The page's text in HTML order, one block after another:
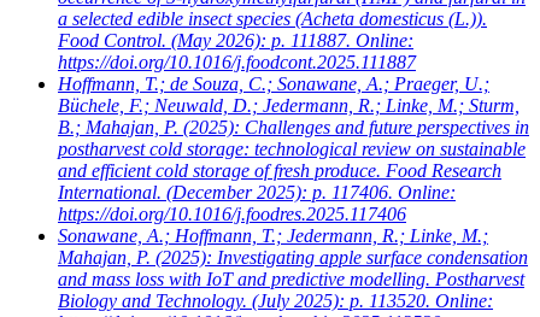
a selected edible insect species (Acheta domesticus (L.)).
Food Control. (May 2026): p. 111887. Online:
https://doi.org/10.1016/j.foodcont.2025.111887
Hoffmann, T.; de Souza, C.; Sonawane, A.; Praeger, U.;
Büchele, F.; Neuwald, D.; Jedermann, R.; Linke, M.; Sturm,
B.; Mahajan, P. (2025): Challenges and future perspectives in
postharvest cold storage: technological review on sustainable
and efficient cold storage of fresh produce. Food Research
International. (December 2025): p. 117406. Online:
https://doi.org/10.1016/j.foodres.2025.117406
Sonawane, A.; Hoffmann, T.; Jedermann, R.; Linke, M.;
Mahajan, P. (2025): Investigating apple surface condensation
and mass loss with IoT and predictive modelling. Postharvest
Biology and Technology. (July 2025): p. 113520. Online: